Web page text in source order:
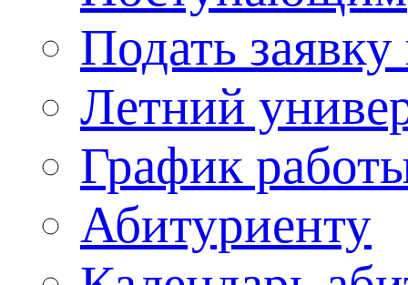
Подать
Летний
График
Абитуриенту